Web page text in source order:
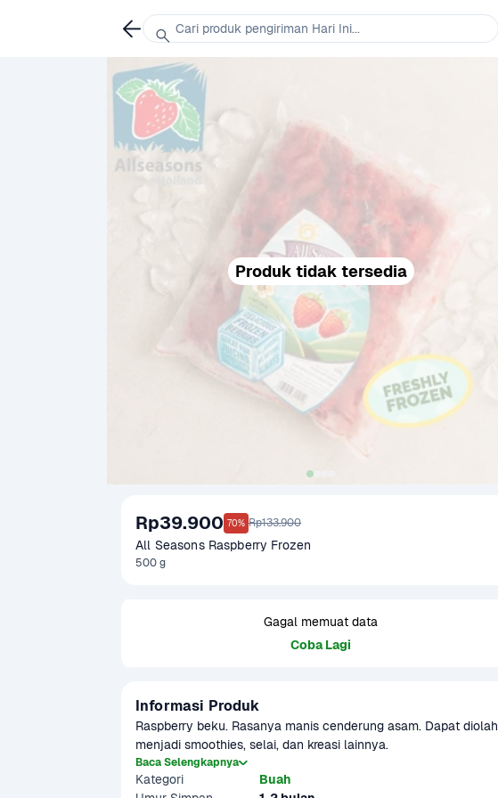
Produk tidak tersedia
Rp39.900 70% Rp133.900
All Seasons Raspberry Frozen
500 g
Gagal memuat data
Coba Lagi
Informasi Produk
Raspberry beku. Rasanya manis cenderung asam. Dapat diolah
menjadi smoothies, selai, dan kreasi lainnya.
Baca Selengkapnya
Kategori
Buah
Cari produk pengiriman Hari Ini...